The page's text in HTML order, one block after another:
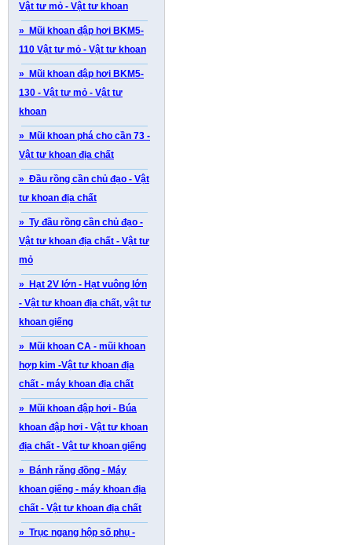
Vật tư mỏ - Vật tư khoan
» Mũi khoan đập hơi BKM5-
110 Vật tư mỏ - Vật tư khoan
» Mũi khoan đập hơi BKM5-
130 - Vật tư mỏ - Vật tư
khoan
» Mũi khoan phá cho cần 73 -
Vật tư khoan địa chất
» Đầu rồng cần chủ đạo - Vật
tư khoan địa chất
» Ty đầu rồng cần chủ đạo -
Vật tư khoan địa chất - Vật tư
mỏ
» Hạt 2V lớn - Hạt vuông lớn
- Vật tư khoan địa chất, vật tư
khoan giếng
» Mũi khoan CA - mũi khoan
hợp kim -Vật tư khoan địa
chất - máy khoan địa chất
» Mũi khoan đập hơi - Búa
khoan đập hơi - Vật tư khoan
địa chất - Vật tư khoan giếng
» Bánh răng đồng - Máy
khoan giếng - máy khoan địa
chất - Vật tư khoan địa chất
» Trục ngang hộp số phụ -